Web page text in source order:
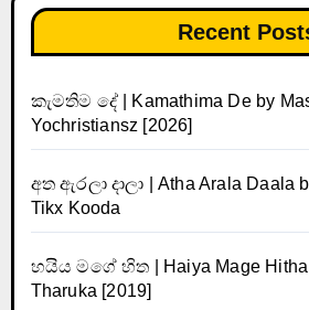
Recent
කැමතිම දේ | Kamathima De by
Yochristiansz [2026]
අත ඇරලා දාලා | Atha Arala Daala
Tikx Kooda
හයිය මගේ හිත | Haiya Mage Hitha
Tharuka [2019]